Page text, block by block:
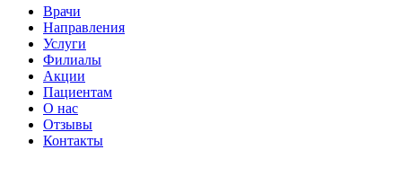
Врачи
Направления
Услуги
Филиалы
Акции
Пациентам
О нас
Отзывы
Контакты